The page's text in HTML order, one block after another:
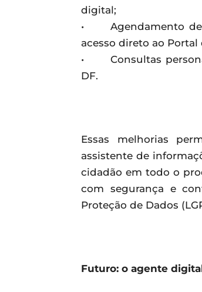
digital;
• Agendamento de
acesso direto ao Portal
• Consultas
DF.
Essas melhorias
assistente de
cidadão em todo o
com segurança e
Proteção de Dados
Futuro: o agente